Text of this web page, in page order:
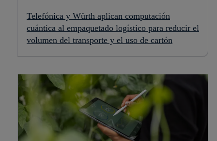
Telefónica y Würth aplican computación
cuántica al empaquetado logístico para reducir el
volumen del transporte y el uso de cartón